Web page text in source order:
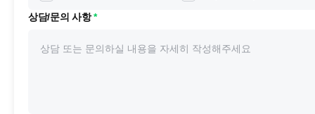
상담/문의 사항*